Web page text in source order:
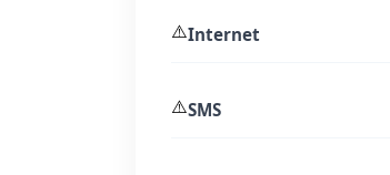
⚠️Internet
⚠️SMS